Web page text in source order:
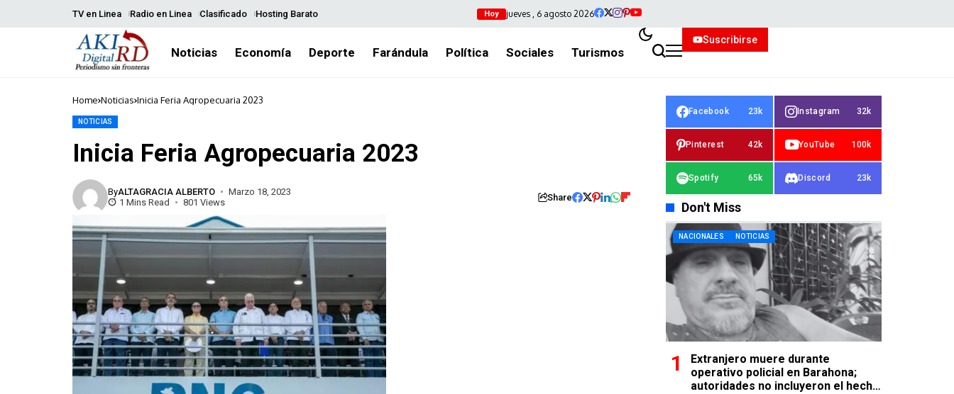
TV en Linea Radio en Linea Clasificado Hosting Barato Hoy jueves , 6 agosto 2026
Noticias Economía Deporte Farándula Política Sociales Turismos
Suscribirse
Home Noticias Inicia Feria Agropecuaria 2023
NOTICIAS
Inicia Feria Agropecuaria 2023
ByALTAGRACIA ALBERTO
Marzo 18, 2023
1 Mins Read
801 Views Share
Facebook 23k Instagram 32k
Pinterest 42k YouTube 100k
Spotify 65k Discord 23k
Don't Miss
NACIONALES NOTICIAS
Extranjero muere durante
operativo policial en Barahona;
autoridades no incluyeron el hecho